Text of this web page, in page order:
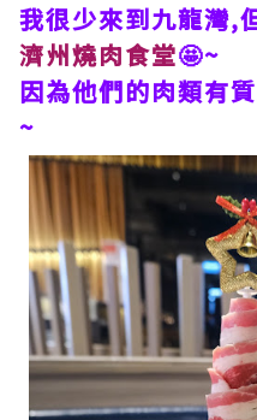
我很少來到九龍灣,
濟州燒肉食堂🤩~
因為他們的肉類有
~